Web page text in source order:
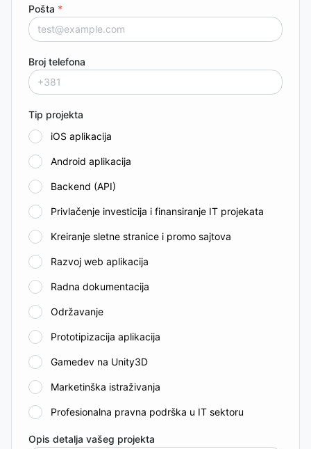
Pošta *
Broj telefona
Tip projekta
iOS aplikacija
Android aplikacija
Backend (API)
Privlačenje investicija i finansiranje IT projekata
Kreiranje sletne stranice i promo sajtova
Razvoj web aplikacija
Radna dokumentacija
Održavanje
Prototipizacija aplikacija
Gamedev na Unity3D
Marketinška istraživanja
Profesionalna pravna podrška u IT sektoru
Opis detalja vašeg projekta